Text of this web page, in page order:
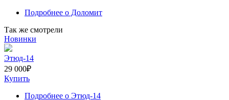
Подробнее о Доломит
Так же смотрели
Новинки
Этюд-14
29 000₽
Купить
Подробнее о Этюд-14